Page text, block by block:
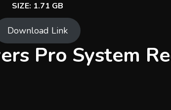
SIZE: 1.71 GB
Download Link
Pro System